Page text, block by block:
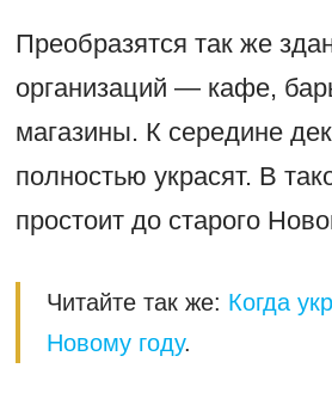
Преобразятся так же
организаций — кафе,
магазины. К середине
полностью украсят. В
простоит до старого
Читайте так же: Когда
Новому году.